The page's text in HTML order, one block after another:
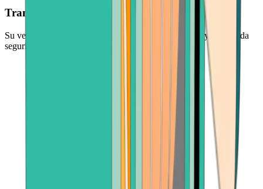
Transacciones seguras
Su venta está protegida por socios de pago confiables y una sólida
seguridad